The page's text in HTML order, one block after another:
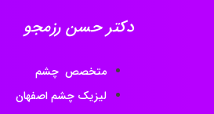
دکتر حسن رزمجو
متخصص چشم
لیزیک چشم اصفهان